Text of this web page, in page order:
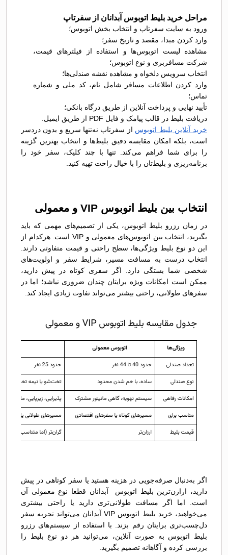
مراحل خرید بلیط اتوبوس آبدانان از سفرتاپ
ورود به سایت سفرتاپ و انتخاب بخش اتوبوس؛
وارد کردن مبدا، مقصد و تاریخ سفر؛
مشاهده لیست اتوبوس‌ها و استفاده از فیلترهای قیمت،
شرکت مسافربری و نوع اتوبوس؛
انتخاب سرویس دلخواه و مشاهده نقشه صندلی‌ها؛
وارد کردن اطلاعات مسافر شامل نام، کد ملی و شماره
تماس؛
تأیید نهایی و پرداخت آنلاین از طریق درگاه بانکی؛
دریافت بلیط در قالب پیامک و فایل PDF از طریق ایمیل.
خرید آنلاین بلیط اتوبوس از سفرتاپ نه‌تنها سریع و بدون دردسر
است، بلکه امکان مقایسه دقیق بلیط‌ها و انتخاب بهترین گزینه
را برای شما فراهم می‌کند. تنها با چند کلیک، سفر خود را
برنامه‌ریزی و بلیط‌تان را با خیال راحت تهیه کنید.
انتخاب بین بلیط اتوبوس VIP و معمولی
در زمان رزرو بلیط اتوبوس، یکی از تصمیم‌های مهمی که باید
بگیرید، انتخاب بین اتوبوس‌های معمولی و VIP است. هرکدام از
این دو نوع بلیط ویژگی‌ها، سطح راحتی و قیمت متفاوتی دارند.
انتخاب درست به مسافت مسیر، شرایط سفر و اولویت‌های
شخصی شما بستگی دارد. اگر سفری کوتاه در پیش دارید،
ممکن است امکانات ویژه برایتان چندان ضروری نباشد؛ اما در
سفرهای طولانی، راحتی بیشتر می‌تواند تفاوت زیادی ایجاد کند.
اگر به‌دنبال صرفه‌جویی در هزینه هستید یا سفر کوتاهی در پیش
دارید، ارازن‌ترین بلیط اتوبوس آبدانان قطعا نوع معمولی آن
است. اما اگر مسافت طولانی‌تری دارید یا راحتی بیشتری
می‌خواهید، خرید بلیط اتوبوس VIP آبدانان می‌تواند تجربه سفر
دل‌چسب‌تری برایتان رقم بزند. با استفاده از سیستم‌های رزرو
بلیط اتوبوس به صورت آنلاین، می‌توانید هر دو نوع بلیط را
بررسی کرده و آگاهانه تصمیم بگیرید.